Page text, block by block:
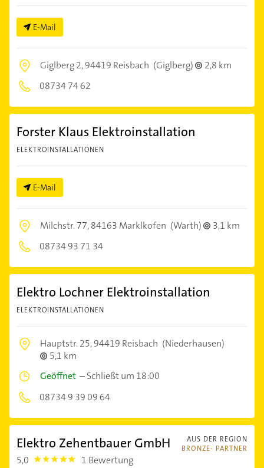
E-Mail
Giglberg 2,94419 Reisbach (Giglberg)
2,8 km
08734 74 62
Forster Klaus Elektroinstallation
ELEKTROINSTALLATIONEN
E-Mail
Milchstr. 77,84163 Marklkofen (Warth)
3,1 km
08734 93 71 34
Elektro Lochner Elektroinstallation
ELEKTROINSTALLATIONEN
Hauptstr. 25,94419 Reisbach (Niederhausen)
5,1 km
Geöffnet –Schließt um 18:00
08734 9 39 09 64
AUS DER REGION
BRONZE- PARTNER
Elektro Zehentbauer GmbH
5,0 5.0 1 Bewertung